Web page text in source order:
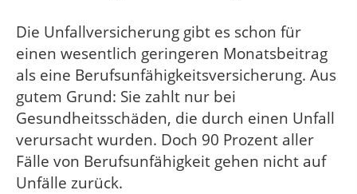
Die Unfallversicherung gibt es schon für
einen wesentlich geringeren Monatsbeitrag
als eine Berufsunfähigkeitsversicherung. Aus
gutem Grund: Sie zahlt nur bei
Gesundheitsschäden, die durch einen Unfall
verursacht wurden. Doch 90 Prozent aller
Fälle von Berufsunfähigkeit gehen nicht auf
Unfälle zurück.